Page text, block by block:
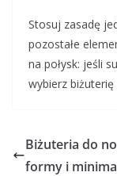
Stosuj zasadę
pozostałe
na połysk: jeśli
wybierz
Biżuteria do
formy i